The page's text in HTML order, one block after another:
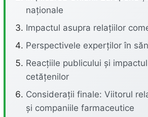
naționale
Impactul asupra relațiilor
Perspectivele experților în
Reacțiile publicului și
cetățenilor
Considerații finale: Viitorul
și companiile farmaceutice